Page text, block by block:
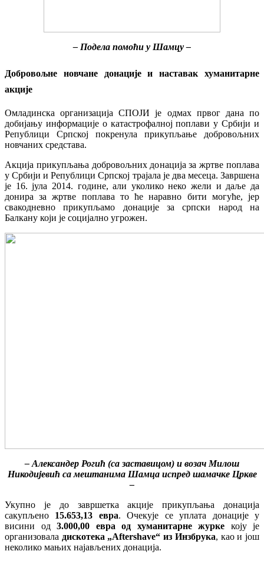
– Подела помоћи у Шамцу –
Добровољне новчане донације и наставак хуманитарне
акције
Омладинска организација СПОЈИ је одмах првог дана по
добијању информације о катастрофалној поплави у Србији и
Републици Српској покренула прикупљање добровољних
новчаних средстава.
Акција прикупљања добровољних донација за жртве поплава
у Србији и Републици Српској трајала је два месеца. Завршена
је 16. јула 2014. године, али уколико неко жели и даље да
донира за жртве поплава то ће наравно бити могуће, јер
свакодневно прикупљамо донације за српски народ на
Балкану који је социјално угрожен.
– Александер Рогић (са заставицом) и возач Милош
Никодијевић са мештанима Шамца испред шамачке Цркве
–
Укупно је до завршетка акције прикупљања донација
сакупљено 15.653,13 евра. Очекује се уплата донације у
висини од 3.000,00 евра од хуманитарне журке коју је
организовала дискотека „Aftershave“ из Инзбрука, као и још
неколико мањих најављених донација.